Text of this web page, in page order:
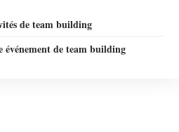
de team building
événement de team building